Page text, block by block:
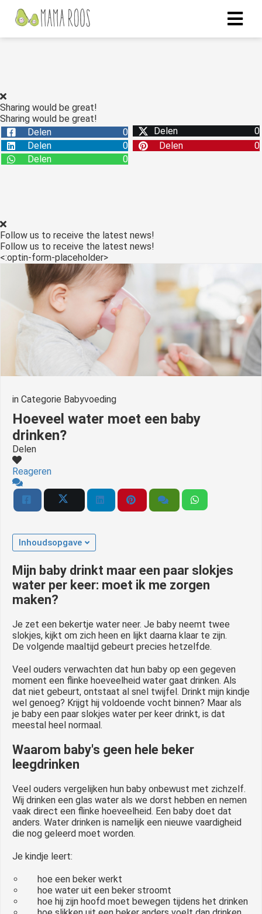
Sharing would be great!
Sharing would be great!
Delen
0 Delen
0
Delen
0 Delen
0
Delen
0
Follow us to receive the latest news!
Follow us to receive the latest news!
<:optin-form-placeholder>
in Categorie Babyvoeding
Hoeveel water moet een baby
drinken?
Delen
Reageren
Inhoudsopgave
Mijn baby drinkt maar een paar slokjes
water per keer: moet ik me zorgen
maken?
Je zet een bekertje water neer. Je baby neemt twee
slokjes, kijkt om zich heen en lijkt daarna klaar te zijn.
De volgende maaltijd gebeurt precies hetzelfde.
Veel ouders verwachten dat hun baby op een gegeven
moment een flinke hoeveelheid water gaat drinken. Als
dat niet gebeurt, ontstaat al snel twijfel. Drinkt mijn kindje
wel genoeg? Krijgt hij voldoende vocht binnen? Maar als
je baby een paar slokjes water per keer drinkt, is dat
meestal heel normaal.
Waarom baby's geen hele beker
leegdrinken
Veel ouders vergelijken hun baby onbewust met zichzelf.
Wij drinken een glas water als we dorst hebben en nemen
vaak direct een flinke hoeveelheid. Een baby doet dat
anders. Water drinken is namelijk een nieuwe vaardigheid
die nog geleerd moet worden.
Je kindje leert:
hoe een beker werkt
hoe water uit een beker stroomt
hoe hij zijn hoofd moet bewegen tijdens het drinken